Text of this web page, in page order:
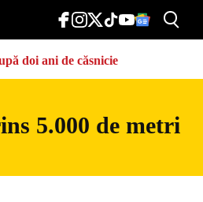
doi ani de căsnicie
5.000 de metri